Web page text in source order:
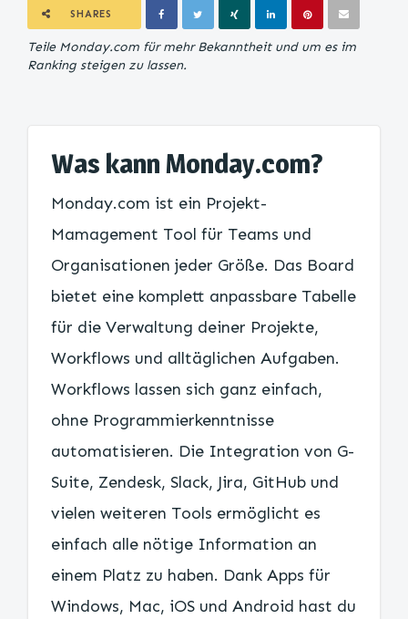
SHARES
Teile Monday.com für mehr Bekanntheit und um es im
Ranking steigen zu lassen.
Was kann Monday.com?
Monday.com ist ein Projekt-
Mamagement Tool für Teams und
Organisationen jeder Größe. Das Board
bietet eine komplett anpassbare Tabelle
für die Verwaltung deiner Projekte,
Workflows und alltäglichen Aufgaben.
Workflows lassen sich ganz einfach,
ohne Programmierkenntnisse
automatisieren. Die Integration von G-
Suite, Zendesk, Slack, Jira, GitHub und
vielen weiteren Tools ermöglicht es
einfach alle nötige Information an
einem Platz zu haben. Dank Apps für
Windows, Mac, iOS und Android hast du